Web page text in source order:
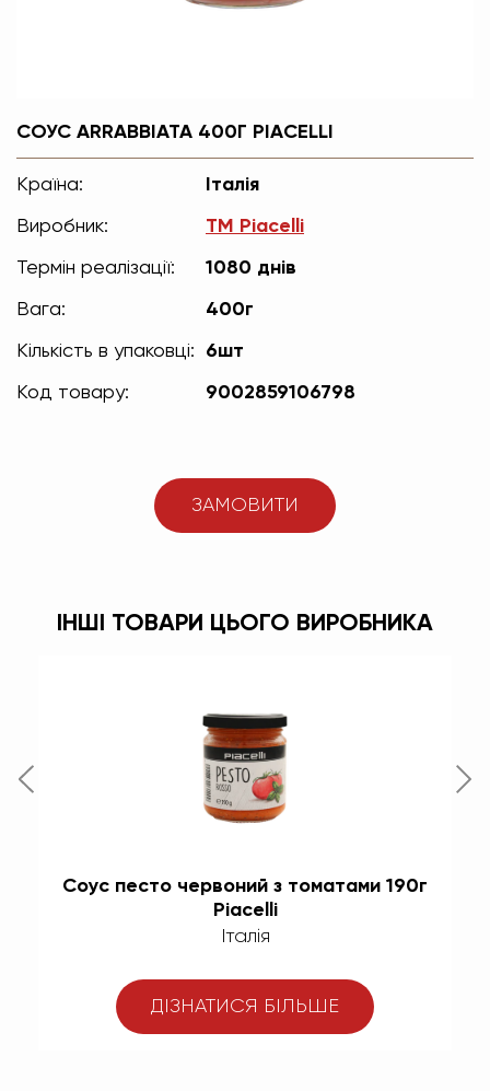
СОУС ARRABBIATA 400Г PIACELLI
Країна: Італія
Виробник: TM Piacelli
Термін реалізації: 1080 днів
Вага: 400г
Кількість в упаковці: 6шт
Код товару: 9002859106798
ЗАМОВИТИ
ІНШІ ТОВАРИ ЦЬОГО ВИРОБНИКА
Соус песто червоний з томатами 190г
Piacelli
Італія
ДІЗНАТИСЯ БІЛЬШЕ